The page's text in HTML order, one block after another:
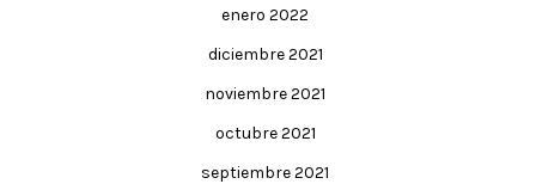
enero 2022
diciembre 2021
noviembre 2021
octubre 2021
septiembre 2021